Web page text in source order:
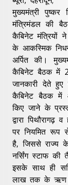
मुख्यमंत्री
मंत्रिमंडल की
कैबिनेट मंत्रियों
के आकस्मिक
अर्पित की।
कैबिनेट बैठक में
जानकारी देते
कैबिनेट बैठक में
किए जाने के
द्वारा
पर नियमित रूप
है, जिससे राज्य
नर्सिंग स्टाफ की
इसके साथ ही
लाख तक के ऋण में